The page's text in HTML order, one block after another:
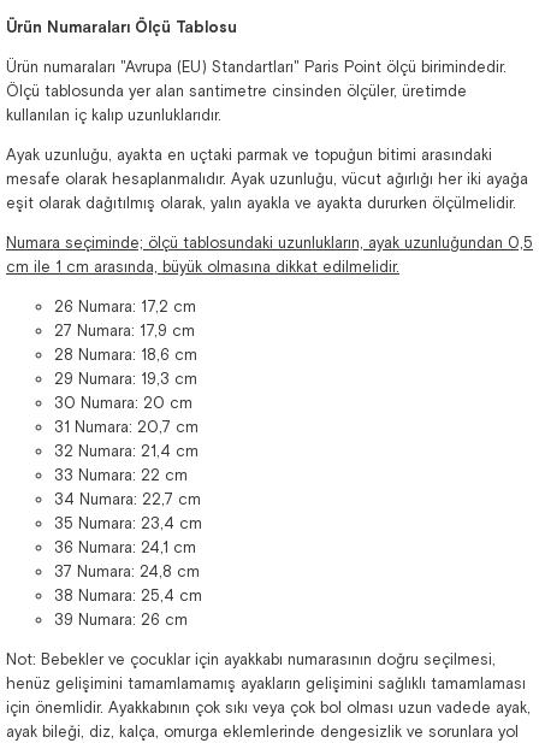
Ürün Numaraları Ölçü Tablosu
Ürün numaraları "Avrupa (EU) Standartları" Paris Point ölçü birimindedir.
Ölçü tablosunda yer alan santimetre cinsinden ölçüler, üretimde
kullanılan iç kalıp uzunluklarıdır.
Ayak uzunluğu, ayakta en uçtaki parmak ve topuğun bitimi arasındaki
mesafe olarak hesaplanmalıdır. Ayak uzunluğu, vücut ağırlığı her iki ayağa
eşit olarak dağıtılmış olarak, yalın ayakla ve ayakta dururken ölçülmelidir.
Numara seçiminde; ölçü tablosundaki uzunlukların, ayak uzunluğundan 0,5
cm ile 1 cm arasında, büyük olmasına dikkat edilmelidir.
26 Numara: 17,2 cm
27 Numara: 17,9 cm
28 Numara: 18,6 cm
29 Numara: 19,3 cm
30 Numara: 20 cm
31 Numara: 20,7 cm
32 Numara: 21,4 cm
33 Numara: 22 cm
34 Numara: 22,7 cm
35 Numara: 23,4 cm
36 Numara: 24,1 cm
37 Numara: 24,8 cm
38 Numara: 25,4 cm
39 Numara: 26 cm
Not: Bebekler ve çocuklar için ayakkabı numarasının doğru seçilmesi,
henüz gelişimini tamamlamamış ayakların gelişimini sağlıklı tamamlaması
için önemlidir. Ayakkabının çok sıkı veya çok bol olması uzun vadede ayak,
ayak bileği, diz, kalça, omurga eklemlerinde dengesizlik ve sorunlara yol